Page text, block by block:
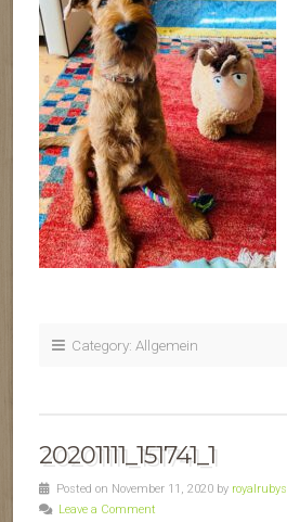
Category: Allgemein
20201111_151741_1
Posted on November 11, 2020 by royalrubys
Leave a Comment